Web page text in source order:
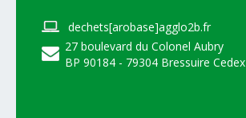
dechets[arobase]agglo2b.fr
27 boulevard du Colonel Aubry
BP 90184 - 79304 Bressuire Cedex